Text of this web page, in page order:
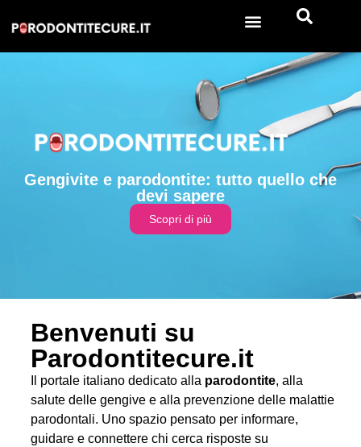
Gengivite e parodontite: tutto quello che
devi sapere
Scopri di più
Benvenuti su
Parodontitecure.it
Il portale italiano dedicato alla parodontite, alla
salute delle gengive e alla prevenzione delle malattie
parodontali. Uno spazio pensato per informare,
guidare e connettere chi cerca risposte su